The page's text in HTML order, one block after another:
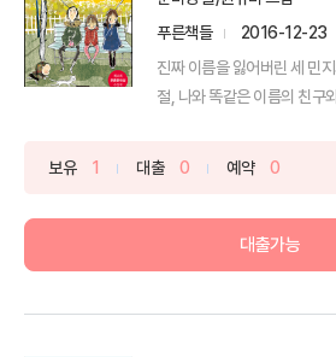
푸른책들
2016-12-23
진짜 이름을 잃어버린 세 민
절, 나와 똑같은 이름의 친구
보유 1 대출 0 예약 0
대출가능